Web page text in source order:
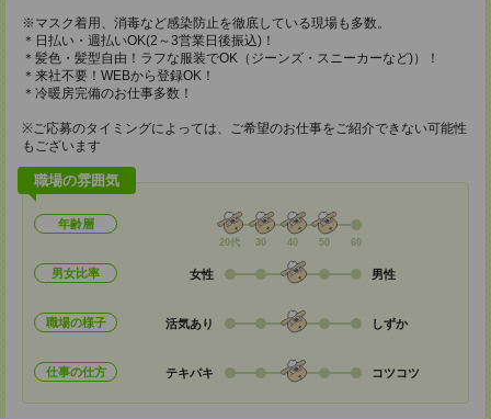
※マスク着用、消毒など感染防止を徹底している現場も多数。
＊日払い・週払いOK(2～3営業日後振込)！
＊髪色・髪型自由！ラフな服装でOK（ジーンズ・スニーカーなど)）！
＊来社不要！WEBから登録OK！
＊冷暖房完備のお仕事多数！
※ご応募のタイミングによっては、ご希望のお仕事をご紹介できない可能性
もございます
職場の雰囲気
年齢層
20代 30 40 50 60
男女比率 女性 男性
職場の様子 活気あり しずか
仕事の仕方 テキパキ コツコツ